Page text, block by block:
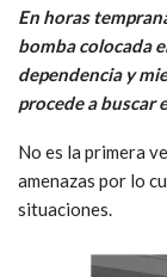
En horas
bomba colocada
dependencia y
procede a buscar
No es la primera
amenazas por lo
situaciones.